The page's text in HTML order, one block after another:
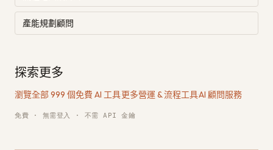
產能規劃顧問
探索更多
瀏覽全部 999 個免費 AI 工具·更多營運 & 流程工具·AI 顧問服務
免費 · 無需登入 · 不需 API 金鑰